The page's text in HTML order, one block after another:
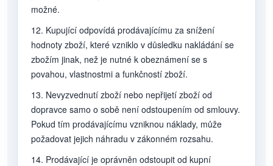
možné.
12. Kupující odpovídá prodávajícímu za snížení
hodnoty zboží, které vzniklo v důsledku nakládání se
zbožím jinak, než je nutné k obeznámení se s
povahou, vlastnostmi a funkčností zboží.
13. Nevyzvednutí zboží nebo nepřijetí zboží od
dopravce samo o sobě není odstoupením od smlouvy.
Pokud tím prodávajícímu vzniknou náklady, může
požadovat jejich náhradu v zákonném rozsahu.
14. Prodávající je oprávněn odstoupit od kupní